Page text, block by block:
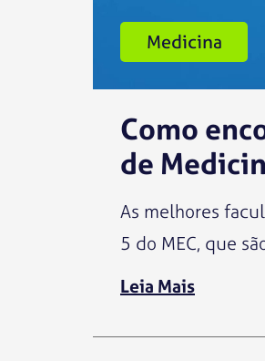
Medicina
Como
de
As melhores
5 do MEC, que
Leia Mais